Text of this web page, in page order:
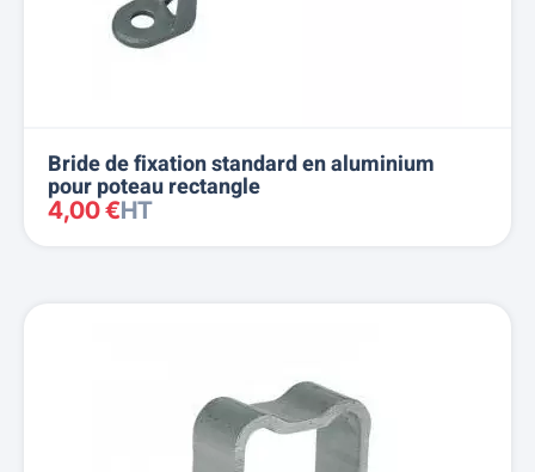
Bride de fixation standard en aluminium
pour poteau rectangle
4,00 €HT